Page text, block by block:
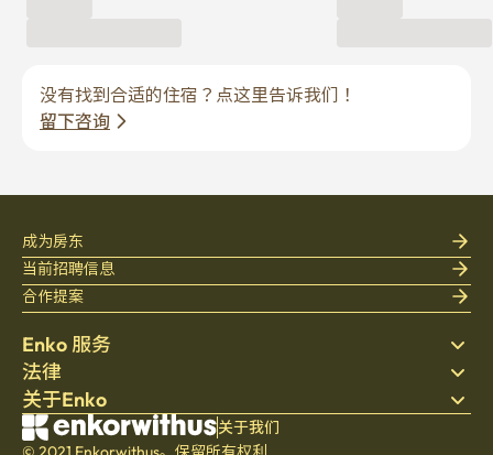
没有找到合适的住宿？点这里告诉我们！
留下咨询
Enko 服务
搜索房源
床上用品
博客
法律
隐私政策
服务条款
关于Enko
公司介绍
成为房东
当前招聘信息
合作提案
关于我们